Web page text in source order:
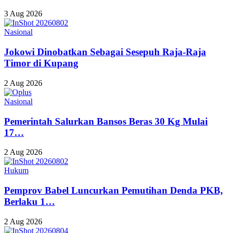
3 Aug 2026
Nasional
Jokowi Dinobatkan Sebagai Sesepuh Raja-Raja
Timor di Kupang
2 Aug 2026
Nasional
Pemerintah Salurkan Bansos Beras 30 Kg Mulai
17…
2 Aug 2026
Hukum
Pemprov Babel Luncurkan Pemutihan Denda PKB,
Berlaku 1…
2 Aug 2026